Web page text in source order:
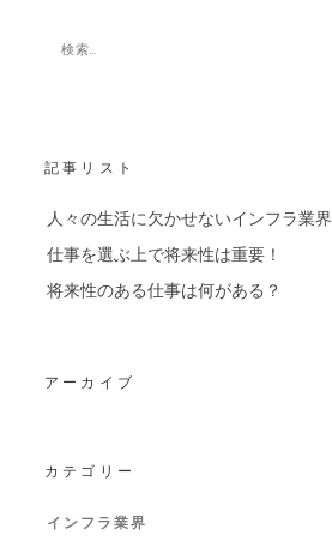
記事リスト
人々の生活に欠かせないインフラ業界
仕事を選ぶ上で将来性は重要！
将来性のある仕事は何がある？
アーカイブ
カテゴリー
インフラ業界